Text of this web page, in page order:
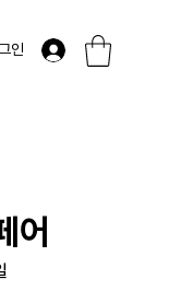
인
어